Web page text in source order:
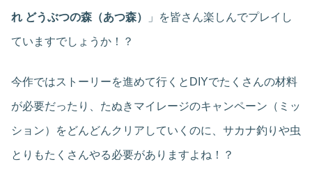
れ どうぶつの森（あつ森） 」を皆さん楽しんでプレイし
ていますでしょうか！？
今作ではストーリーを進めて行くとDIYでたくさんの材料
が必要だったり、たぬきマイレージのキャンペーン（ミッ
ション）をどんどんクリアしていくのに、サカナ釣りや虫
とりもたくさんやる必要がありますよね！？